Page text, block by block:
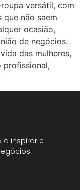
versátil, com
que não saem
ocasião,
de negócios.
das mulheres,
profissional,
inspirar e